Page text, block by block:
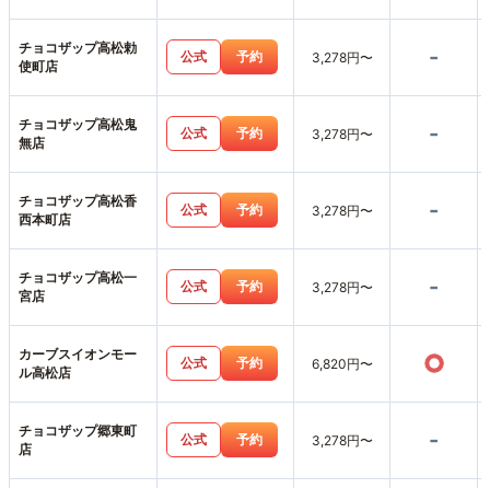
チョコザップ高松勅
使町店
公式 予約 3,278円〜 -
チョコザップ高松鬼
無店
公式 予約 3,278円〜 -
チョコザップ高松香
西本町店
公式 予約 3,278円〜 -
チョコザップ高松一
宮店
公式 予約 3,278円〜 -
カーブスイオンモー
ル高松店
公式 予約 6,820円〜 ○
チョコザップ郷東町
店
公式 予約 3,278円〜 -